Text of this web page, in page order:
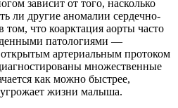
зависит от того, насколько
ли другие аномалии сердечно-
что коарктация аорты часто
патологиями —
артериальным протоком
множественные
как можно быстрее,
угрожает жизни малыша.